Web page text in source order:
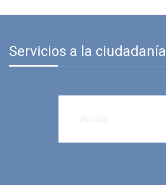
Servicios a la ciudadanía